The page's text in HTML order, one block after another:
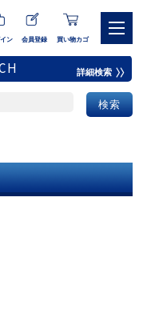
ン 会員登録 買い物カゴ
詳細検索